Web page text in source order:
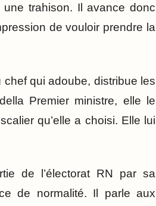
une trahison. Il avance donc
de vouloir prendre la
qui adoube, distribue les
Premier ministre, elle le
qu’elle a choisi. Elle lui
de l’électorat RN par sa
de normalité. Il parle aux